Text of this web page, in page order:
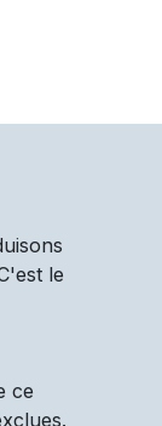
le
ce